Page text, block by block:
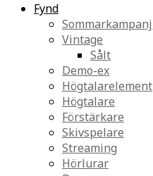
Fynd
Sommarkampanj
Vintage
Sålt
Demo-ex
Högtalarelement
Högtalare
Förstärkare
Skivspelare
Streaming
Hörlurar